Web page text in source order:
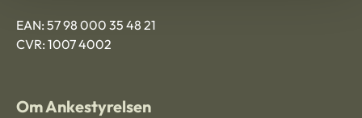
EAN: 57 98 000 35 48 21
CVR: 1007 4002
Om Ankestyrelsen